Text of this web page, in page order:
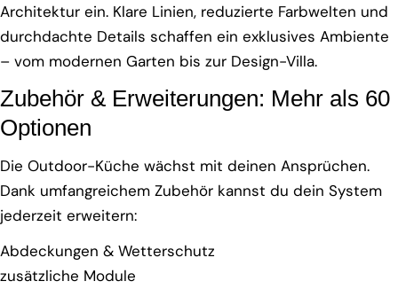
Architektur ein. Klare Linien, reduzierte Farbwelten und
durchdachte Details schaffen ein exklusives Ambiente
– vom modernen Garten bis zur Design-Villa.
Zubehör & Erweiterungen: Mehr als 60
Optionen
Die Outdoor-Küche wächst mit deinen Ansprüchen.
Dank umfangreichem Zubehör kannst du dein System
jederzeit erweitern:
Abdeckungen & Wetterschutz
zusätzliche Module